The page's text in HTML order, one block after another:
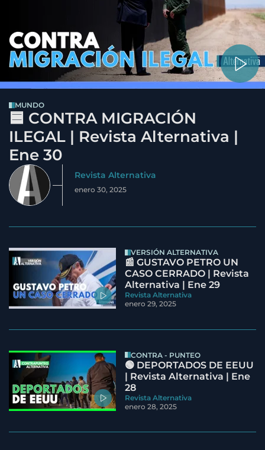
MUNDO
🟦 CONTRA MIGRACIÓN
ILEGAL | Revista Alternativa |
Ene 30
Revista Alternativa
enero 30, 2025
VERSIÓN ALTERNATIVA
📰 GUSTAVO PETRO UN
CASO CERRADO | Revista
Alternativa | Ene 29
Revista Alternativa
enero 29, 2025
CONTRA - PUNTEO
🟢 DEPORTADOS DE EEUU
| Revista Alternativa | Ene
28
Revista Alternativa
enero 28, 2025